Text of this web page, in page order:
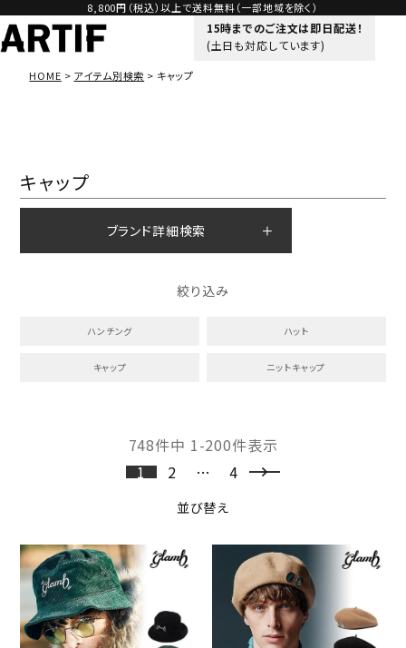
8,800円（税込）以上で送料無料（一部地域を除く）
15時までのご注文は即日配送！
(土日も対応しています)
HOME アイテム別検索 キャップ
キャップ
ブランド詳細検索
絞り込み
ハンチング ハット
キャップ ニットキャップ
並び替え
748件中 1-200件表示
1
2 … 4